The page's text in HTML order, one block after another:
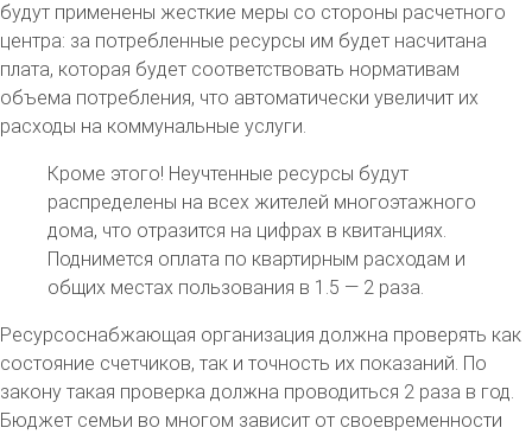
будут применены жесткие меры со стороны расчетного
центра: за потребленные ресурсы им будет насчитана
плата, которая будет соответствовать нормативам
объема потребления, что автоматически увеличит их
расходы на коммунальные услуги.
Кроме этого! Неучтенные ресурсы будут
распределены на всех жителей многоэтажного
дома, что отразится на цифрах в квитанциях.
Поднимется оплата по квартирным расходам и
общих местах пользования в 1.5 — 2 раза.
Ресурсоснабжающая организация должна проверять как
состояние счетчиков, так и точность их показаний. По
закону такая проверка должна проводиться 2 раза в год.
Бюджет семьи во многом зависит от своевременности